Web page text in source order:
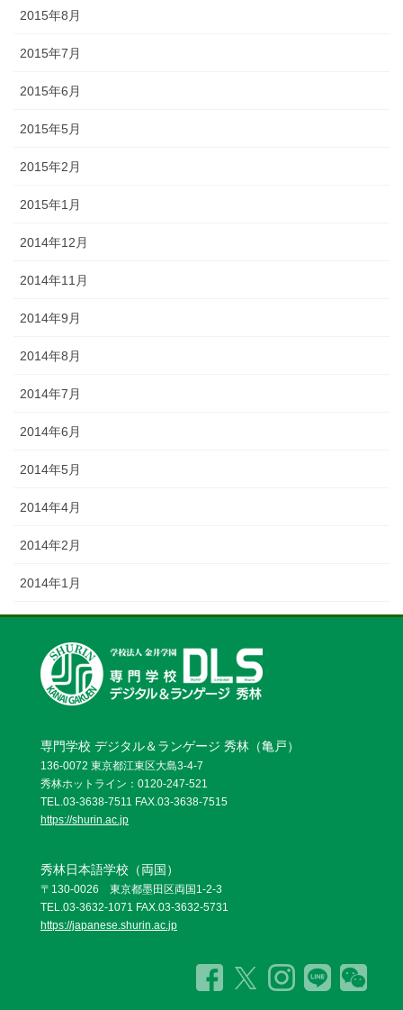
2015年8月
2015年7月
2015年6月
2015年5月
2015年2月
2015年1月
2014年12月
2014年11月
2014年9月
2014年8月
2014年7月
2014年6月
2014年5月
2014年4月
2014年2月
2014年1月
専門学校 デジタル＆ランゲージ 秀林（亀戸）
136-0072 東京都江東区大島3-4-7
秀林ホットライン：0120-247-521
TEL.03-3638-7511 FAX.03-3638-7515
https://shurin.ac.jp
秀林日本語学校（両国）
〒130-0026 東京都墨田区両国1-2-3
TEL.03-3632-1071 FAX.03-3632-5731
https://japanese.shurin.ac.jp